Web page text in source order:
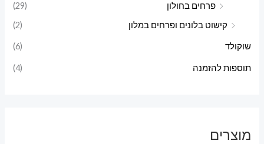
פרחים בחולון
(29)
קישוט בלונים ופרחים במלון
(2)
שוקולד (6)
תוספות להזמנה (4)
מוצרים